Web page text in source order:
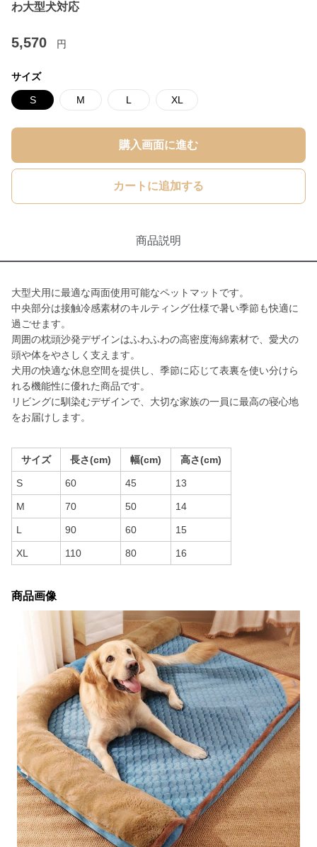
わ大型犬対応
5,570 円
サイズ
S M L XL
購入画面に進む
カートに追加する
商品説明
大型犬用に最適な両面使用可能なペットマットです。
中央部分は接触冷感素材のキルティング仕様で暑い季節も快適に
過ごせます。
周囲の枕頭沙発デザインはふわふわの高密度海綿素材で、愛犬の
頭や体をやさしく支えます。
犬用の快適な休息空間を提供し、季節に応じて表裏を使い分けら
れる機能性に優れた商品です。
リビングに馴染むデザインで、大切な家族の一員に最高の寝心地
をお届けします。
サイズ 長さ(cm) 幅(cm) 高さ(cm)
S 60 45 13
M 70 50 14
L 90 60 15
XL 110 80 16
商品画像